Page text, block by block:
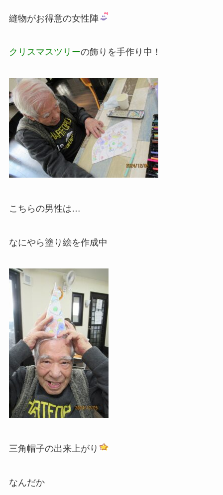
縫物がお得意の女性陣
クリスマスツリーの飾りを手作り中！
こちらの男性は…
なにやら塗り絵を作成中
三角帽子の出来上がり
なんだか